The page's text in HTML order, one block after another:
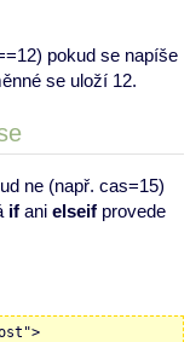
pokud se napíše
se uloží 12.
ne (např. cas=15)
if ani elseif provede